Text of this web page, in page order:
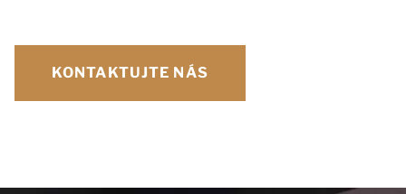
KONTAKTUJTE NÁS